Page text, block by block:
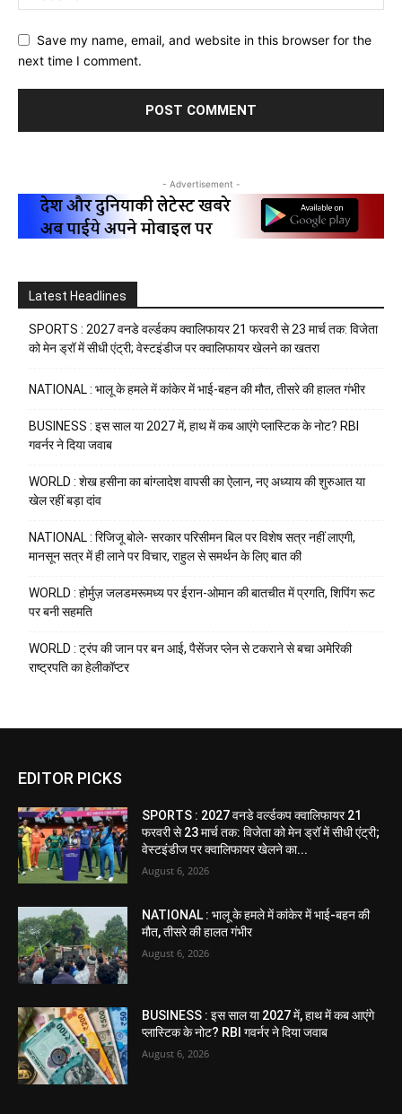
Save my name, email, and website in this browser for the
next time I comment.
- Advertisement -
Latest Headlines
SPORTS : 2027 वनडे वर्ल्डकप क्वालिफायर 21 फरवरी से 23 मार्च तक: विजेता
को मेन ड्रॉ में सीधी एंट्री; वेस्टइंडीज पर क्वालिफायर खेलने का खतरा
NATIONAL : भालू के हमले में कांकेर में भाई-बहन की मौत, तीसरे की हालत गंभीर
BUSINESS : इस साल या 2027 में, हाथ में कब आएंगे प्लास्टिक के नोट? RBI
गवर्नर ने दिया जवाब
WORLD : शेख हसीना का बांग्लादेश वापसी का ऐलान, नए अध्याय की शुरुआत या
खेल रहीं बड़ा दांव
NATIONAL : रिजिजू बोले- सरकार परिसीमन बिल पर विशेष सत्र नहीं लाएगी,
मानसून सत्र में ही लाने पर विचार, राहुल से समर्थन के लिए बात की
WORLD : होर्मुज़ जलडमरूमध्य पर ईरान-ओमान की बातचीत में प्रगति, शिपिंग रूट
पर बनी सहमति
WORLD : ट्रंप की जान पर बन आई, पैसेंजर प्लेन से टकराने से बचा अमेरिकी
राष्ट्रपति का हेलीकॉप्टर
EDITOR PICKS
SPORTS : 2027 वनडे वर्ल्डकप क्वालिफायर 21
फरवरी से 23 मार्च तक: विजेता को मेन ड्रॉ में सीधी एंट्री;
वेस्टइंडीज पर क्वालिफायर खेलने का...
August 6, 2026
NATIONAL : भालू के हमले में कांकेर में भाई-बहन की
मौत, तीसरे की हालत गंभीर
August 6, 2026
BUSINESS : इस साल या 2027 में, हाथ में कब आएंगे
प्लास्टिक के नोट? RBI गवर्नर ने दिया जवाब
August 6, 2026